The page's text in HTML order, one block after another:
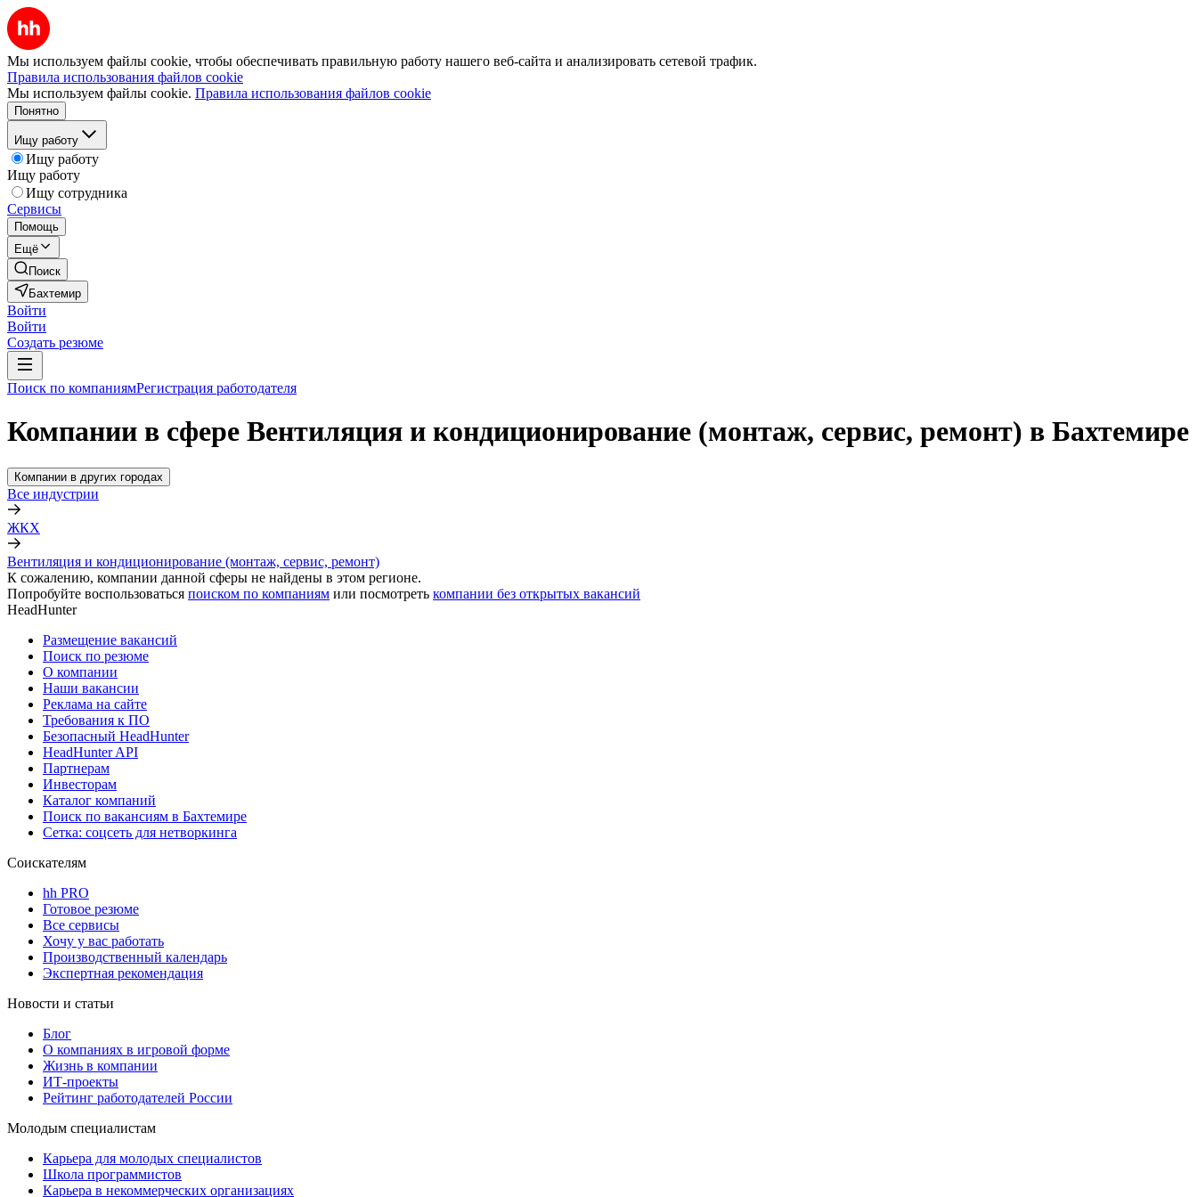
Мы используем файлы cookie, чтобы обеспечивать правильную работу нашего веб-сайта и анализировать сетевой трафик.
Правила использования файлов cookie
Мы используем файлы cookie. Правила использования файлов cookie
Понятно
Ищу работу
Ищу работу
Ищу работу
Ищу сотрудника
Сервисы
Помощь
Ещё
Поиск
Бахтемир
Войти
Войти
Создать резюме
Поиск по компаниямРегистрация работодателя
Компании в сфере Вентиляция и кондиционирование (монтаж, сервис, ремонт) в Бахтемире
Компании в других городах
Все индустрии
ЖКХ
Вентиляция и кондиционирование (монтаж, сервис, ремонт)
К сожалению, компании данной сферы не найдены в этом регионе.
Попробуйте воспользоваться поиском по компаниям или посмотреть компании без открытых вакансий
HeadHunter
Размещение вакансий
Поиск по резюме
О компании
Наши вакансии
Реклама на сайте
Требования к ПО
Безопасный HeadHunter
HeadHunter API
Партнерам
Инвесторам
Каталог компаний
Поиск по вакансиям в Бахтемире
Сетка: соцсеть для нетворкинга
Соискателям
hh PRO
Готовое резюме
Все сервисы
Хочу у вас работать
Производственный календарь
Экспертная рекомендация
Новости и статьи
Блог
О компаниях в игровой форме
Жизнь в компании
ИТ-проекты
Рейтинг работодателей России
Молодым специалистам
Карьера для молодых специалистов
Школа программистов
Карьера в некоммерческих организациях